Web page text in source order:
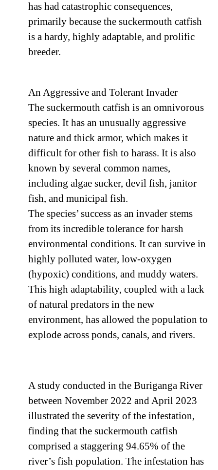
has had catastrophic consequences,
primarily because the suckermouth catfish
is a hardy, highly adaptable, and prolific
breeder.
An Aggressive and Tolerant Invader
The suckermouth catfish is an omnivorous
species. It has an unusually aggressive
nature and thick armor, which makes it
difficult for other fish to harass. It is also
known by several common names,
including algae sucker, devil fish, janitor
fish, and municipal fish.
The species’ success as an invader stems
from its incredible tolerance for harsh
environmental conditions. It can survive in
highly polluted water, low-oxygen
(hypoxic) conditions, and muddy waters.
This high adaptability, coupled with a lack
of natural predators in the new
environment, has allowed the population to
explode across ponds, canals, and rivers.
A study conducted in the Buriganga River
between November 2022 and April 2023
illustrated the severity of the infestation,
finding that the suckermouth catfish
comprised a staggering 94.65% of the
river’s fish population. The infestation has